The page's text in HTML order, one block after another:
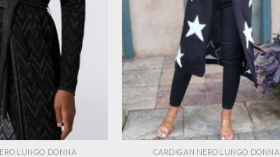
LUNGO DONNA CARDIGAN NERO LUNGO DONNA